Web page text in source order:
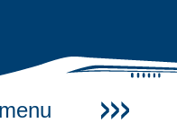
menu
体験乗車